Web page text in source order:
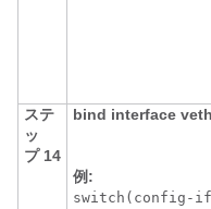
ステ
ッ
プ 14
bind interface
例:
switch(config-